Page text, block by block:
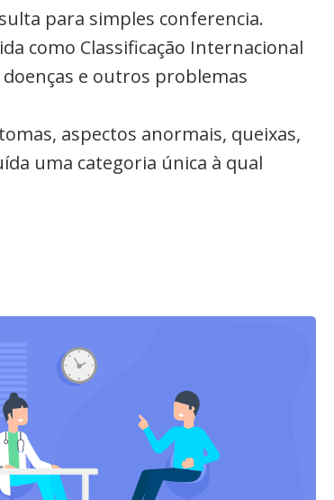
para simples conferencia.
como Classificação Internacional
doenças e outros problemas
aspectos anormais, queixas,
uma categoria única à qual